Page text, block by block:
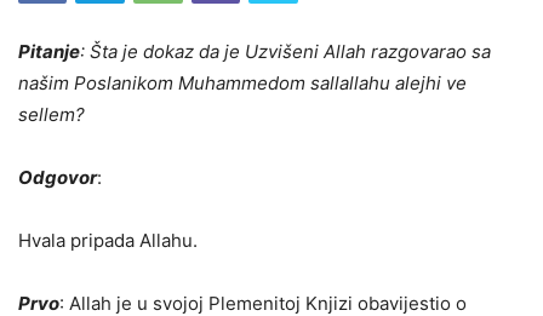
Pitanje: Šta je dokaz da je Uzvišeni Allah razgovarao sa
našim Poslanikom Muhammedom sallallahu alejhi ve
sellem?
Odgovor:
Hvala pripada Allahu.
Prvo: Allah je u svojoj Plemenitoj Knjizi obavijestio o